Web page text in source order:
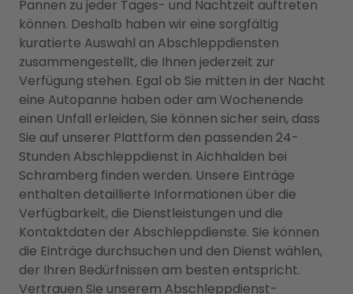
Pannen zu jeder Tages- und Nachtzeit auftreten
können. Deshalb haben wir eine sorgfältig
kuratierte Auswahl an Abschleppdiensten
zusammengestellt, die Ihnen jederzeit zur
Verfügung stehen. Egal ob Sie mitten in der Nacht
eine Autopanne haben oder am Wochenende
einen Unfall erleiden, Sie können sicher sein, dass
Sie auf unserer Plattform den passenden 24-
Stunden Abschleppdienst in Aichhalden bei
Schramberg finden werden. Unsere Einträge
enthalten detaillierte Informationen über die
Verfügbarkeit, die Dienstleistungen und die
Kontaktdaten der Abschleppdienste. Sie können
die Einträge durchsuchen und den Dienst wählen,
der Ihren Bedürfnissen am besten entspricht.
Vertrauen Sie unserem Abschleppdienst-